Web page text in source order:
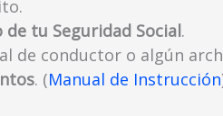
tu Seguridad Social.
de conductor o algún
. (Manual de Instrucción